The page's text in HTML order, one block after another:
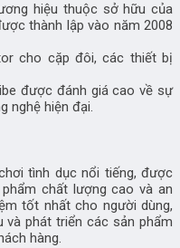
hiệu thuộc sở hữu của
thành lập vào năm 2008
cho cặp đôi, các thiết bị
được đánh giá cao về sự
nghệ hiện đại.
tình dục nổi tiếng, được
chất lượng cao và an
tốt nhất cho người dùng,
và phát triển các sản phẩm
hàng.